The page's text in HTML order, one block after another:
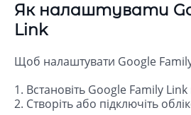
Як налаштувати
Link
Щоб налаштувати Google
1. Встановіть Google Family
2. Створіть або підключіть